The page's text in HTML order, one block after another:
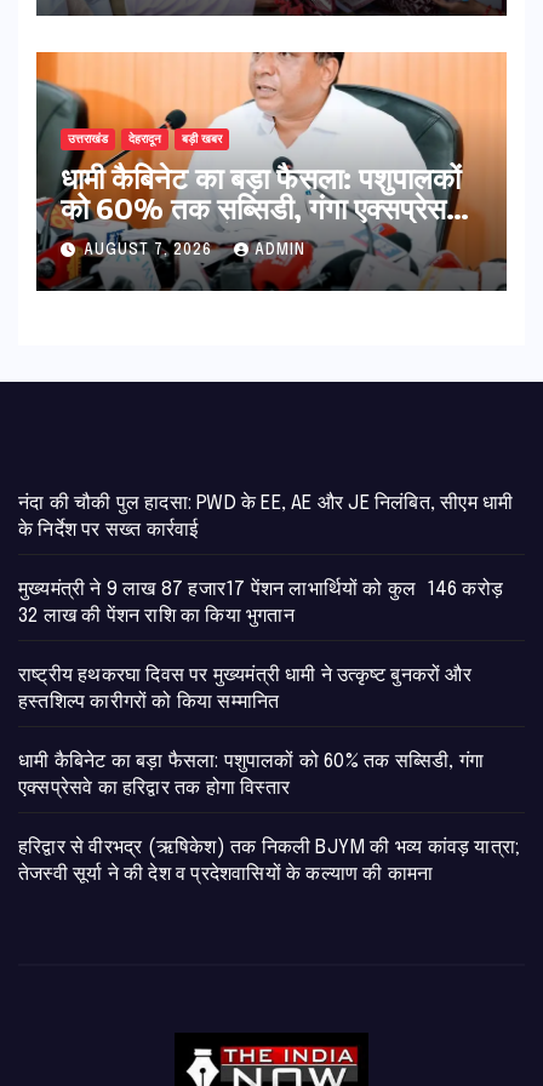
उत्तराखंड देहरादून बड़ी खबर
​धामी कैबिनेट का बड़ा फैसला: पशुपालकों
को 60% तक सब्सिडी, गंगा एक्सप्रेसवे
का हरिद्वार तक होगा विस्तार
AUGUST 7, 2026 ADMIN
नंदा की चौकी पुल हादसा: PWD के EE, AE और JE निलंबित, सीएम धामी
के निर्देश पर सख्त कार्रवाई
मुख्यमंत्री ने 9 लाख 87 हजार17 पेंशन लाभार्थियों को कुल 146 करोड़
32 लाख की पेंशन राशि का किया भुगतान
राष्ट्रीय हथकरघा दिवस पर मुख्यमंत्री धामी ने उत्कृष्ट बुनकरों और
हस्तशिल्प कारीगरों को किया सम्मानित
​धामी कैबिनेट का बड़ा फैसला: पशुपालकों को 60% तक सब्सिडी, गंगा
एक्सप्रेसवे का हरिद्वार तक होगा विस्तार
​हरिद्वार से वीरभद्र (ऋषिकेश) तक निकली BJYM की भव्य कांवड़ यात्रा;
तेजस्वी सूर्या ने की देश व प्रदेशवासियों के कल्याण की कामना